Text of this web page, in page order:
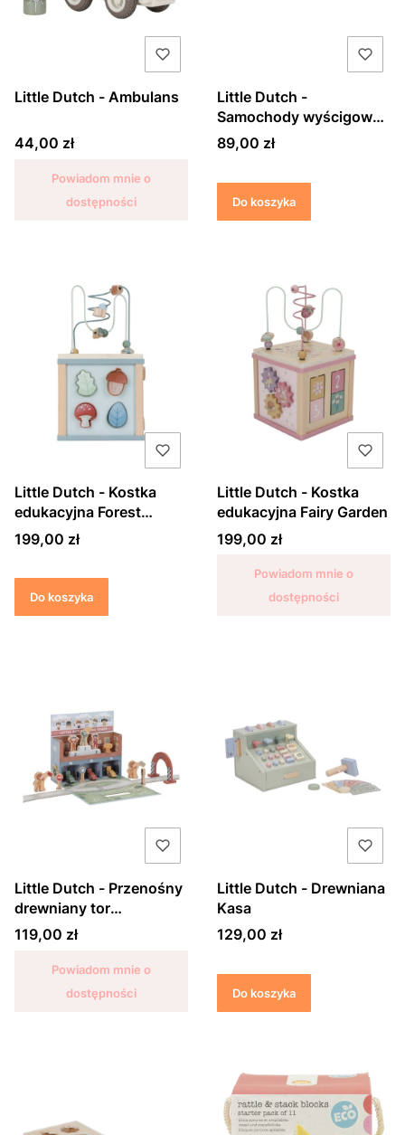
Little Dutch - Ambulans
Cena
44,00 zł
Powiadom mnie o
dostępności
Little Dutch -
Samochody wyścigowe
2 sztuki
Cena
89,00 zł
Do koszyka
Little Dutch - Kostka
edukacyjna Forest
Friends
Cena
199,00 zł
Do koszyka
Little Dutch - Kostka
edukacyjna Fairy Garden
Cena
199,00 zł
Powiadom mnie o
dostępności
Little Dutch - Przenośny
drewniany tor
wyścigowy
Cena
119,00 zł
Powiadom mnie o
dostępności
Little Dutch - Drewniana
Kasa
Cena
129,00 zł
Do koszyka